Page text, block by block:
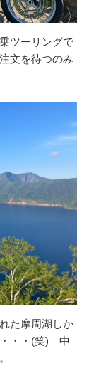
ツーリングで
文を待つのみ
た摩周湖しか
・・・(笑) 中